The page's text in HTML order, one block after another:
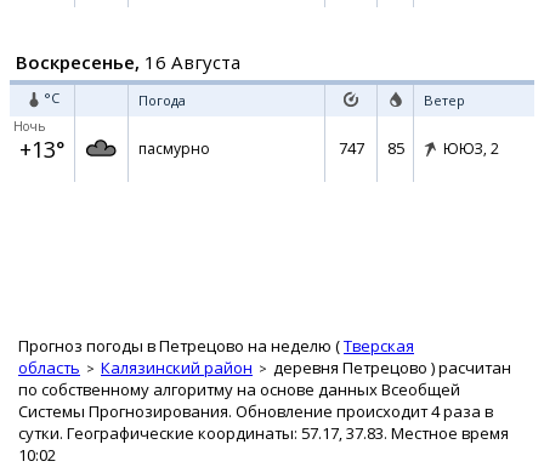
Воскресенье, 16 Августа
°C Погода Ветер
Ночь
+13° пасмурно 747 85 ЮЮЗ, 2
Прогноз погоды в Петрецово на неделю (Тверская
область
Калязинский район деревня Петрецово ) расчитан
по собственному алгоритму на основе данных Всеобщей
Системы Прогнозирования. Обновление происходит 4 раза в
сутки. Географические координаты: 57.17, 37.83. Местное время
10:02